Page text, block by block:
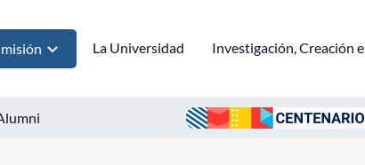
La Universidad Investigación, Creación